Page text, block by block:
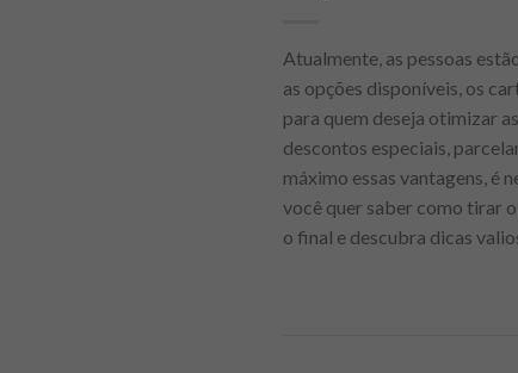
Atualmente, as pessoas
as opções disponíveis, os
para quem deseja otimizar
descontos especiais,
máximo essas vantagens, é
você quer saber como tirar
o final e descubra dicas